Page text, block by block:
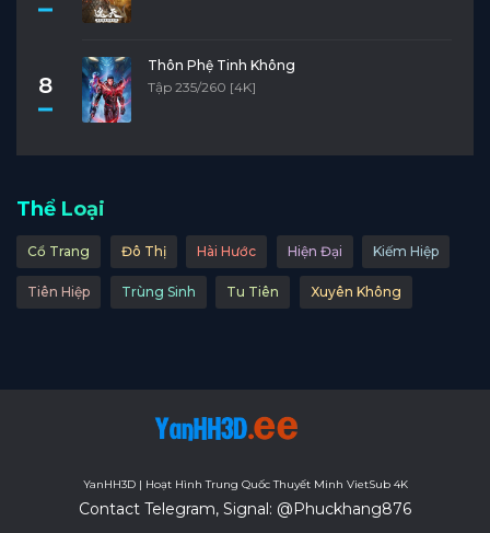
8
Thôn Phệ Tinh Không
Tập 235/260 [4K]
Thể Loại
Cổ Trang Đô Thị Hài Hước Hiện Đại Kiếm Hiệp
Tiên Hiệp Trùng Sinh Tu Tiên Xuyên Không
YanHH3D | Hoạt Hình Trung Quốc Thuyết Minh VietSub 4K
Contact Telegram, Signal: @Phuckhang876